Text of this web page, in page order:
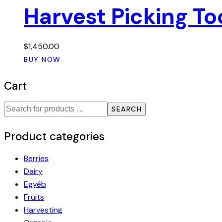
Harvest Picking
$1,450.00
BUY NOW
Cart
SEARCH
Product categories
Berries
Dairy
Egyéb
Fruits
Harvesting